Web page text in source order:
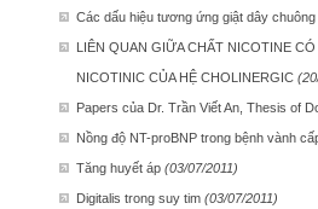
Các dấu hiệu tương ứng giật dây
LIÊN QUAN GIỮA CHẤT NICOTINE
NICOTINIC CỦA HỆ CHOLINERGIC
Papers của Dr. Trần Viết An, Thesis of
Nồng độ NT-proBNP trong bệnh vành
Tăng huyết áp (03/07/2011)
Digitalis trong suy tim (03/07/2011)